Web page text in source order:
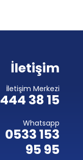
İletişim
İletişim Merkezi
444 38 15
Whatsapp
0533 153
95 95